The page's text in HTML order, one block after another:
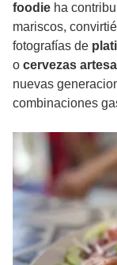
foodie ha
mariscos,
fotografías de
o cervezas
nuevas
combinaciones